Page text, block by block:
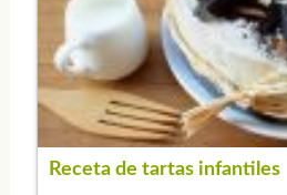
Receta de tartas infantiles